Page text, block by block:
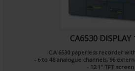
CA6530 DISPLAY
C.A 6530 paperless recorder
- 6 to 48 analogue channels, 96
- 12.1" TFT screen